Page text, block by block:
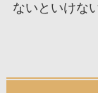
ないといけない